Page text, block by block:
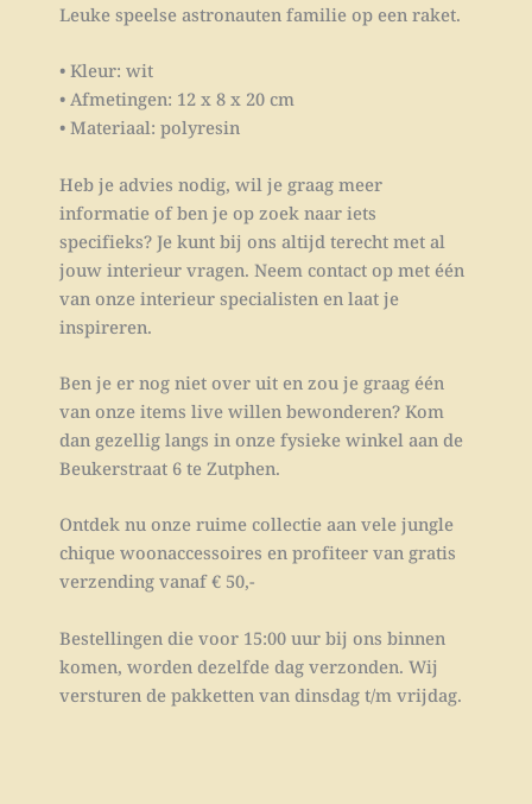
Leuke speelse astronauten familie op een raket.
• Kleur: wit
• Afmetingen: 12 x 8 x 20 cm
• Materiaal: polyresin
Heb je advies nodig, wil je graag meer
informatie of ben je op zoek naar iets
specifieks? Je kunt bij ons altijd terecht met al
jouw interieur vragen. Neem contact op met één
van onze interieur specialisten en laat je
inspireren.
Ben je er nog niet over uit en zou je graag één
van onze items live willen bewonderen? Kom
dan gezellig langs in onze fysieke winkel aan de
Beukerstraat 6 te Zutphen.
Ontdek nu onze ruime collectie aan vele jungle
chique woonaccessoires en profiteer van gratis
verzending vanaf € 50,-
Bestellingen die voor 15:00 uur bij ons binnen
komen, worden dezelfde dag verzonden. Wij
versturen de pakketten van dinsdag t/m vrijdag.